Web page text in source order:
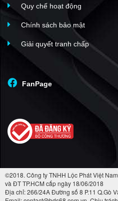
Quy chế hoạt động
Chính sách bảo mật
Giải quyết tranh chấp
FanPage
©2018. Công ty TNHH Lộc Phát Việt
và ĐT TP.HCM cấp ngày 18/06/2018
Địa chỉ: 266/24A Đường số 8 P.11 Q.Gò